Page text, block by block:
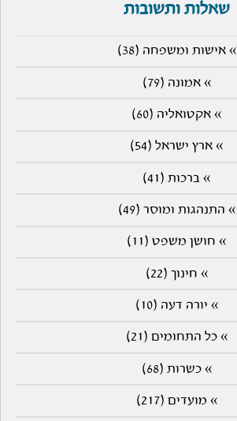
שאלות ותשובות
» אישות ומשפחה (38)
» אמונה (79)
» אקטואליה (60)
» ארץ ישראל (54)
» ברכות (41)
» התנהגות ומוסר (49)
» חושן משפט (11)
» חינוך (22)
» יורה דעה (10)
» כל התחומים (21)
» כשרות (68)
» מועדים (217)